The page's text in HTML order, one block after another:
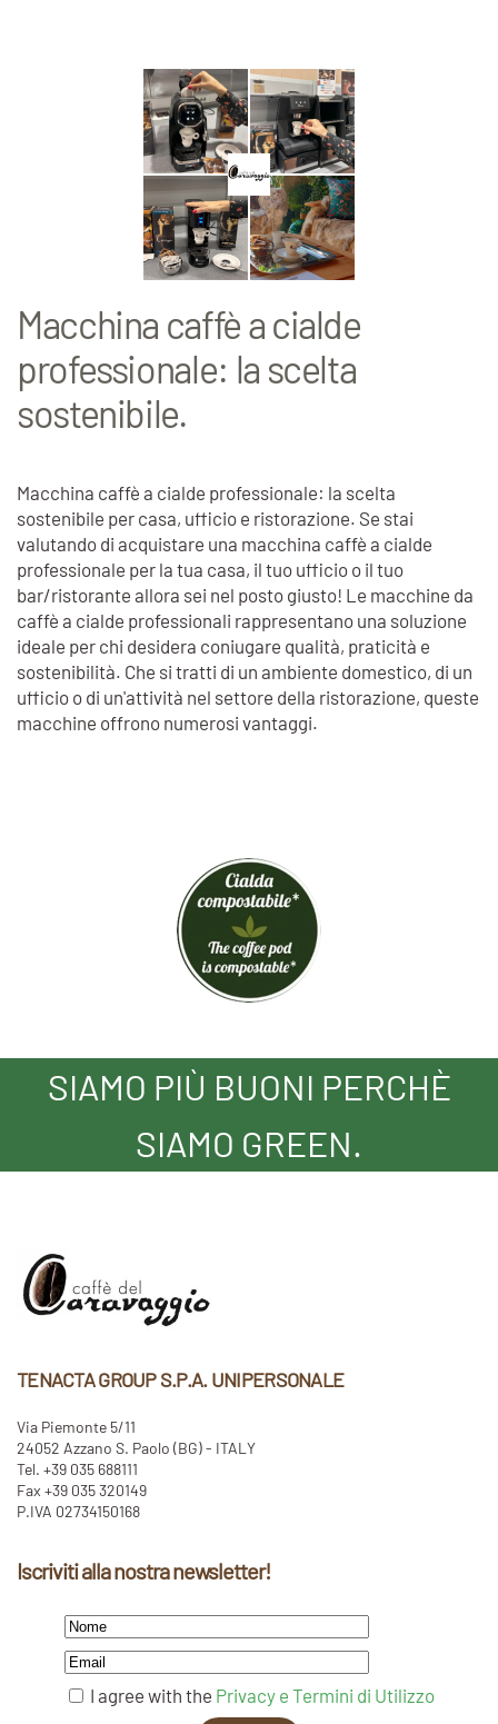
Macchina caffè a cialde
professionale: la scelta
sostenibile.
Macchina caffè a cialde professionale: la scelta
sostenibile per casa, ufficio e ristorazione. Se stai
valutando di acquistare una macchina caffè a cialde
professionale per la tua casa, il tuo ufficio o il tuo
bar/ristorante allora sei nel posto giusto! Le macchine da
caffè a cialde professionali rappresentano una soluzione
ideale per chi desidera coniugare qualità, praticità e
sostenibilità. Che si tratti di un ambiente domestico, di un
ufficio o di un'attività nel settore della ristorazione, queste
macchine offrono numerosi vantaggi.
SIAMO PIÙ BUONI PERCHÈ
SIAMO GREEN.
TENACTA GROUP S.P.A. UNIPERSONALE
Via Piemonte 5/11
24052 Azzano S. Paolo (BG) - ITALY
Tel. +39 035 688111
Fax +39 035 320149
P.IVA 02734150168
Iscriviti alla nostra newsletter!
I agree with the Privacy e Termini di Utilizzo